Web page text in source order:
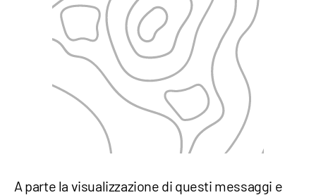
A parte la visualizzazione di questi messaggi e